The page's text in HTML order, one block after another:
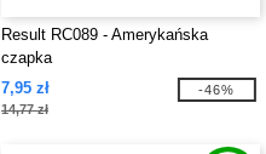
Result RC089 - Amerykańska
czapka
7,95 zł
14,77 zł
-46%